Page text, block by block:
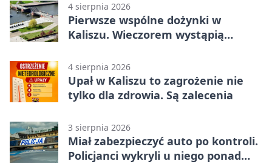
4 sierpnia 2026
Pierwsze wspólne dożynki w
Kaliszu. Wieczorem wystąpią
4 sierpnia 2026
Upał w Kaliszu to zagrożenie nie
tylko dla zdrowia. Są zalecenia
3 sierpnia 2026
Miał zabezpieczyć auto po kontroli.
Policjanci wykryli u niego ponad